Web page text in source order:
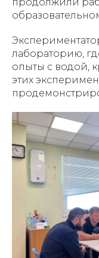
лабораторию,
опыты с водой,
этих